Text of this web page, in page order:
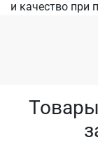
и качество при